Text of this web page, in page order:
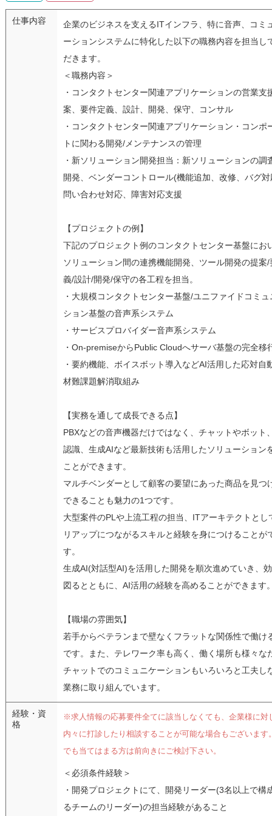
仕事内容
企業のビジネスを支えるITインフラ、特に音声、コミ
ーションシステムに特化した以下の職務内容を担当し
だきます。
＜職務内容＞
・コンタクトセンター関連アプリケーションの営業支
案、要件定義、設計、開発、保守、コンサル
・コンタクトセンター関連アプリケーション・コンポ
トに関わる開発/メンテナンスの管理
・新ソリューション開発担当：新ソリューションの調
開発、ベンダーコントロール(機能追加、改修、バグ
問い合わせ対応、障害対応支援
【プロジェクトの例】
下記のプロジェクト例のコンタクトセンター基盤にお
ソリューション間の連携機能開発、ツール開発の提案/
義/設計/開発/保守の各工程を担当。
・大規模コンタクトセンター基盤/ユニファイドコミュ
ション基盤の音声系システム
・サービスプロバイダー音声系システム
・On-premiseからPublic Cloudへサーバ基盤の完全移
・要約機能、ボイスボット導入などAI活用した応対自
材難課題解消取組み
【実務を通して成長できる点】
PBXなどの音声機器だけではなく、チャットやボット
認識、生成AIなど最新技術も活用したソリューション
ことができます。
マルチベンダーとして顧客の要望にあった商品を見つ
できることも魅力の1つです。
大型案件のPLや上流工程の担当、ITアーキテクトとし
リアップにつながるスキルと経験を身につけることが
す。
生成AI(対話型AI)を活用した開発を順次進めていき、
図るとともに、AI活用の経験を高めることができます
【職場の雰囲気】
若手からベテランまで壁なくフラットな関係性で働け
です。また、テレワーク率も高く、働く場所も様々な
チャットでのコミュニケーションもいろいろと工夫し
業務に取り組んでいます。
経験・資
格
※求人情報の応募要件全てに該当しなくても、企業様に対
内々に打診したり相談することが可能な場合もございます
でも当てはまる方は前向きにご検討下さい。
＜必須条件経験＞
・開発プロジェクトにて、開発リーダー(3名以上で構
るチームのリーダー)の担当経験があること